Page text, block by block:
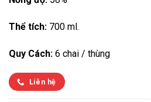
Thể tích: 700 ml.
Quy Cách: 6 chai / thùng
Liên hệ